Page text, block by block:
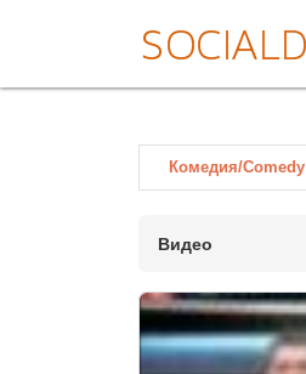
Комедия/Comedy
Видео